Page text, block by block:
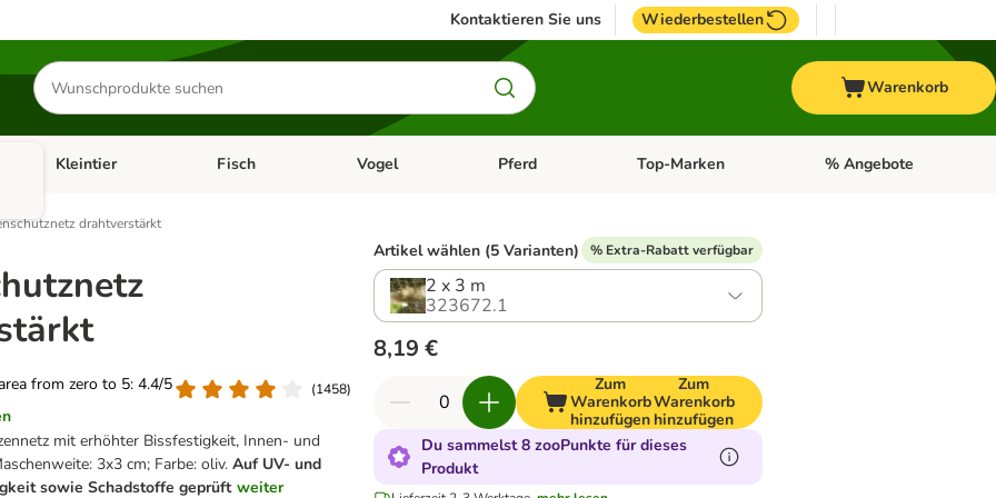
Kontaktieren Sie uns Wiederbestellen
Produkte
suchen
Warenkorb
& Zubehör
Kategorie-Menü öffnen: Hundefutter & Zubehör
Kleintier Kategorie-Menü öffnen: Kleintier
Fisch Kategorie-Menü öffnen: Fisch
Vogel Kategorie-Menü öffnen: Vogel
Pferd Kategorie-Menü öffnen: Pferd
Top-Marken Kategorie-Menü öffnen:
% Angebote
drahtverstärkt
from zero to 5: 4.4/5
(1458)
mit erhöhter Bissfestigkeit, Innen- und
3x3 cm; Farbe: oliv. Auf UV- und
sowie Schadstoffe geprüft weiter
Artikel wählen (5 Varianten) % Extra-Rabatt verfügbar
2 x 3 m
323672.1
8,19 €
Zum
Warenkorb
hinzufügen
Zum
Warenkorb
hinzufügen
Du sammelst 8 zooPunkte für dieses
Produkt